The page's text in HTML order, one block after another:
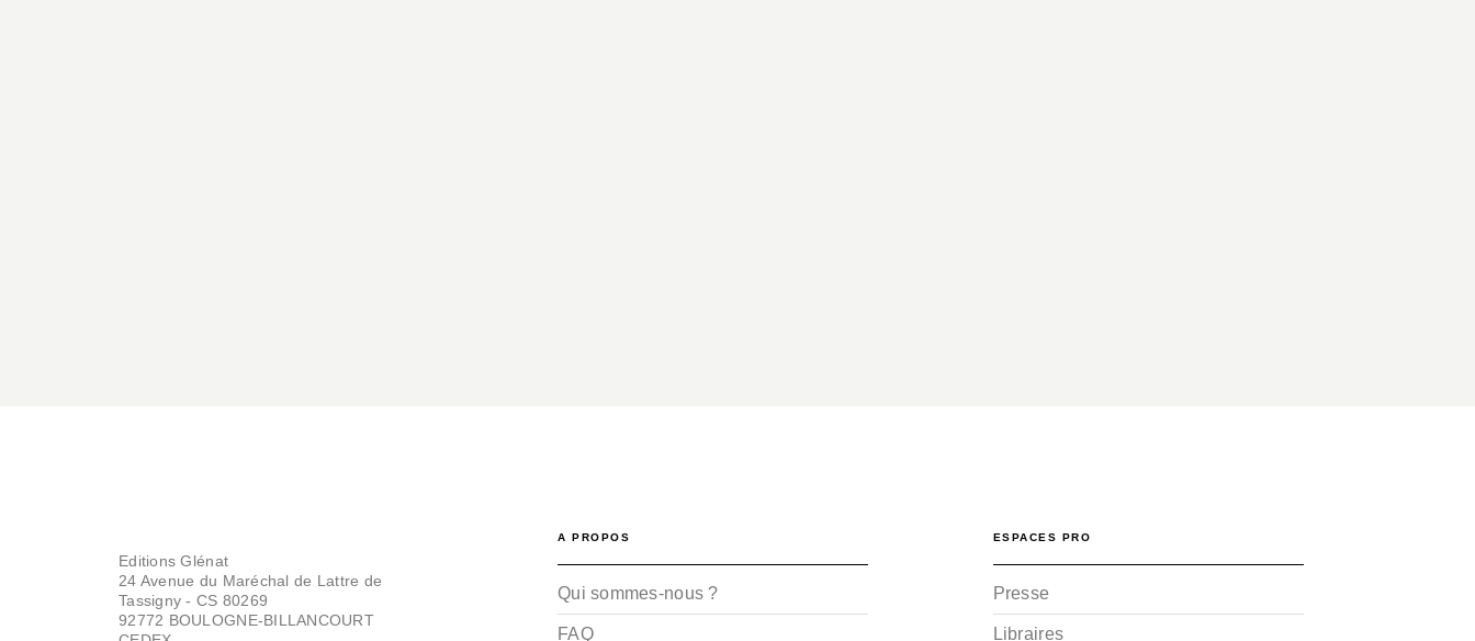
Editions Glénat
24 Avenue du Maréchal de Lattre de
Tassigny - CS 80269
92772 BOULOGNE-BILLANCOURT
A PROPOS
Qui sommes-nous ?
FAQ
ESPACES PRO
Presse
Libraires